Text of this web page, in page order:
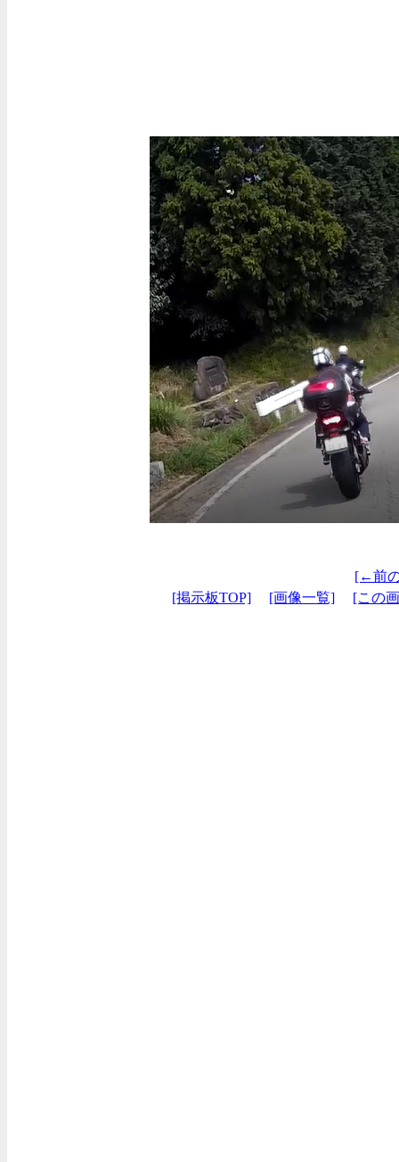
[←前
[掲示板TOP]
[画像一覧] [この